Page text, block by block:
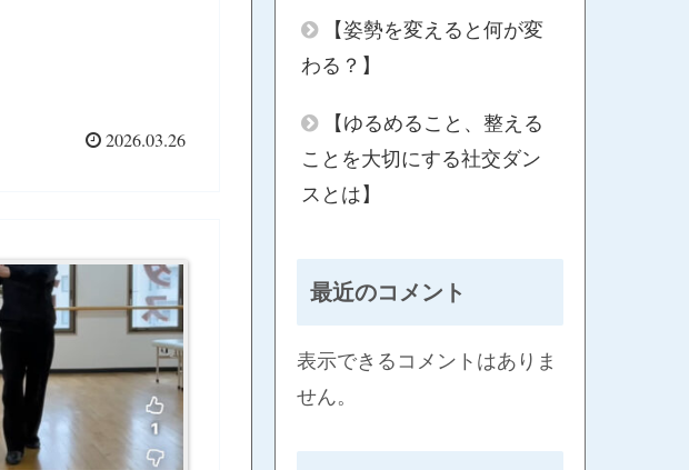
2026.03.26
【姿勢を変えると何が変
わる？】
【ゆるめること、整える
ことを大切にする社交ダン
スとは】
最近のコメント
表示できるコメントはありま
せん。